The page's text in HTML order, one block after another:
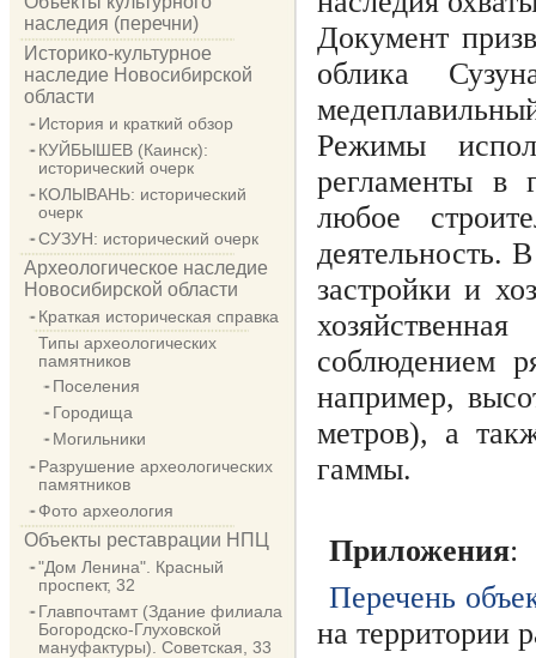
наследия (перечни)
Историко-культурное
наследие Новосибирской
области
История и краткий обзор
КУЙБЫШЕВ (Каинск):
исторический очерк
КОЛЫВАНЬ: исторический
очерк
СУЗУН: исторический очерк
Археологическое наследие
Новосибирской области
Краткая историческая справка
Типы археологических
памятников
Поселения
Городища
Могильники
Разрушение археологических
памятников
Фото археология
Объекты реставрации НПЦ
"Дом Ленина". Красный
проспект, 32
Главпочтамт (Здание филиала
Богородско-Глуховской
мануфактуры). Советская, 33
Документ
облика
Режимы
регламенты в
любое
деятельность.
застройки и
соблюдением
например,
метров), а
гаммы.
Приложения:
Перечень
на территории